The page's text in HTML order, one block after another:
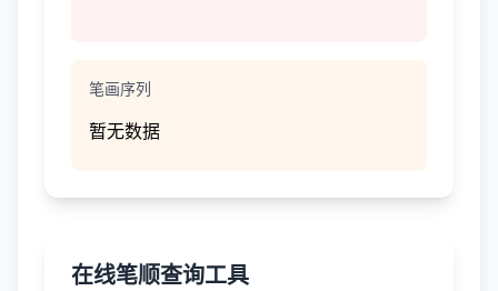
笔画序列
暂无数据
在线笔顺查询工具